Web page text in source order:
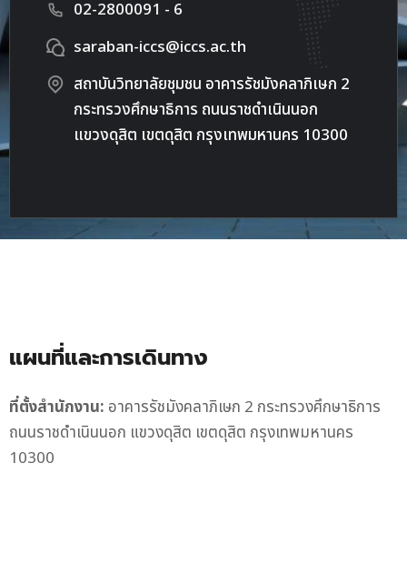
02-2800091 - 6
saraban-iccs@iccs.ac.th
สถาบันวิทยาลัยชุมชน อาคารรัชมังคลาภิเษก 2
กระทรวงศึกษาธิการ ถนนราชดำเนินนอก
แขวงดุสิต เขตดุสิต กรุงเทพมหานคร 10300
แผนที่และการเดินทาง
ที่ตั้งสำนักงาน: อาคารรัชมังคลาภิเษก 2 กระทรวงศึกษาธิการ
ถนนราชดำเนินนอก แขวงดุสิต เขตดุสิต กรุงเทพมหานคร
10300